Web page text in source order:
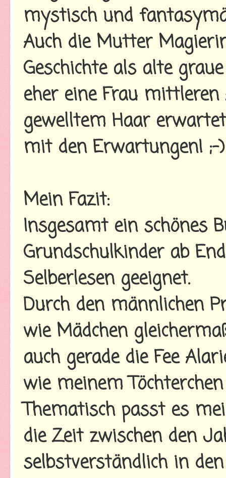
mystisch und
Auch die Mutter
Geschichte als alte
eher eine Frau
gewelltem Haar
mit den Erwartungen! ;-)
Mein Fazit:
Insgesamt ein schönes
Grundschulkinder ab
Selberlesen geeignet.
Durch den männlichen
wie Mädchen
auch gerade die Fee
wie meinem
Thematisch passt es
die Zeit zwischen den
selbstverständlich in